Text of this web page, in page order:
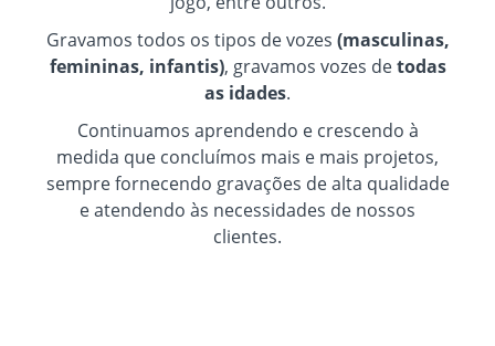
Gravamos todos os tipos de vozes (masculinas,
femininas, infantis), gravamos vozes detodas
as idades.
Continuamos aprendendo e crescendo à
medida que concluímos mais e mais projetos,
sempre fornecendo gravações de alta qualidade
e atendendo às necessidades de nossos
clientes.